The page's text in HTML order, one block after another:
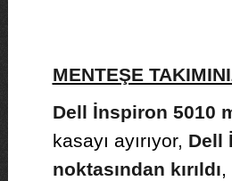
MENTEŞE
Dell İnspiron 5010
kasayı ayırıyor, Dell
noktasından kırıldı,